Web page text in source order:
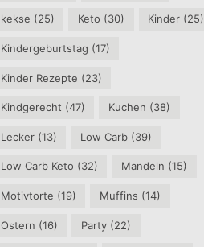
kekse (25) Keto (30) Kinder (25)
Kindergeburtstag (17)
Kinder Rezepte (23)
Kindgerecht (47) Kuchen (38)
Lecker(13) Low Carb (39)
Low Carb Keto (32) Mandeln (15)
Motivtorte (19) Muffins (14)
Ostern (16) Party (22)